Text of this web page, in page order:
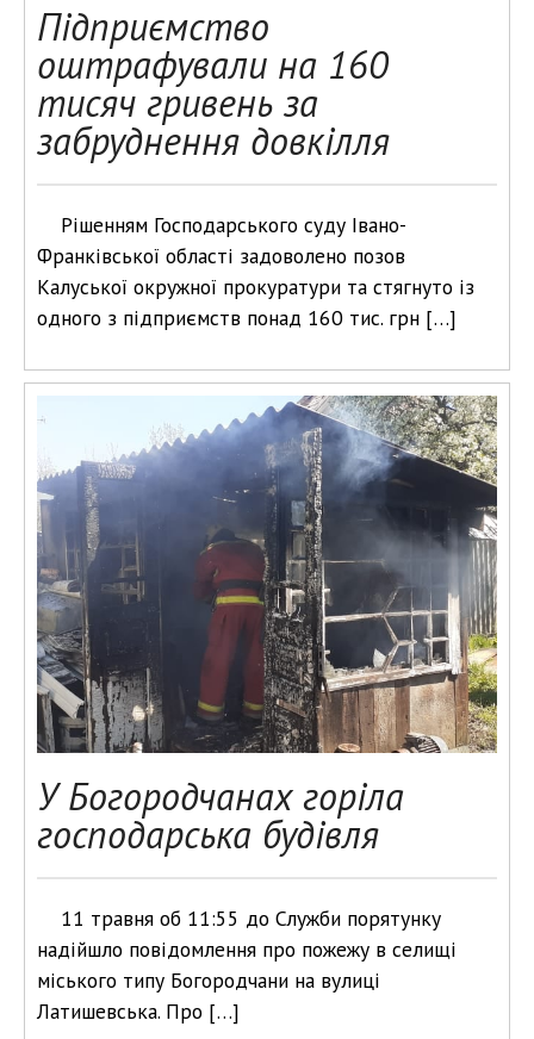
Підприємство
оштрафували на 160
тисяч гривень за
забруднення довкілля
Рішенням Господарського суду Івано-
Франківської області задоволено позов
Калуської окружної прокуратури та стягнуто із
одного з підприємств понад 160 тис. грн […]
У Богородчанах горіла
господарська будівля
11 травня об 11:55 до Служби порятунку
надійшло повідомлення про пожежу в селищі
міського типу Богородчани на вулиці
Латишевська. Про […]